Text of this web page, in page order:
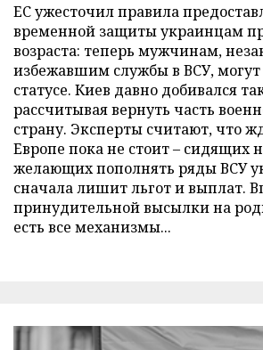
ЕС ужесточил правила
временной защиты украинцам
возраста: теперь мужчинам,
избежавшим службы в ВСУ, могут
статусе. Киев давно добивался
рассчитывая вернуть часть
страну. Эксперты считают, что
Европе пока не стоит – сидящих
желающих пополнять ряды ВСУ
сначала лишит льгот и выплат.
принудительной высылки на
есть все механизмы...